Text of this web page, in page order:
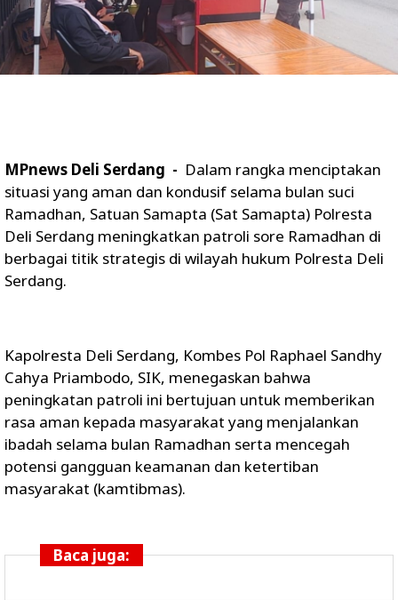
MPnews Deli Serdang - Dalam rangka menciptakan
situasi yang aman dan kondusif selama bulan suci
Ramadhan, Satuan Samapta (Sat Samapta) Polresta
Deli Serdang meningkatkan patroli sore Ramadhan di
berbagai titik strategis di wilayah hukum Polresta Deli
Serdang.
Kapolresta Deli Serdang, Kombes Pol Raphael Sandhy
Cahya Priambodo, SIK, menegaskan bahwa
peningkatan patroli ini bertujuan untuk memberikan
rasa aman kepada masyarakat yang menjalankan
ibadah selama bulan Ramadhan serta mencegah
potensi gangguan keamanan dan ketertiban
masyarakat (kamtibmas).
Baca juga: